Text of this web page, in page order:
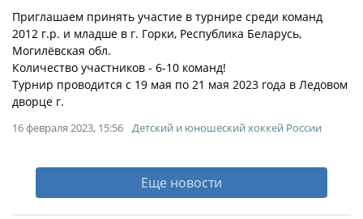
Приглашаем принять участие в турнире среди команд
2012 г.р. и младше в г. Горки, Республика Беларусь,
Могилёвская обл.
Количество участников - 6-10 команд!
Турнир проводится с 19 мая по 21 мая 2023 года в Ледовом
дворце г.
16 февраля 2023, 15:56 Детский и юношеский хоккей России
Еще новости